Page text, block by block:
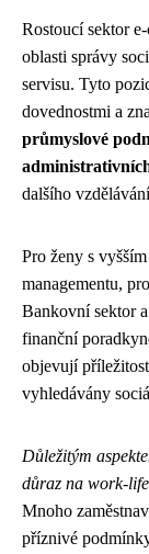
Rostoucí sektor
oblasti správy
servisu. Tyto
dovednostmi a
průmyslové
dalšího
Pro ženy s
managementu,
Bankovní sektor
finanční
objevují
vyhledávány
Důležitým
důraz na work-
Mnoho
příznivé